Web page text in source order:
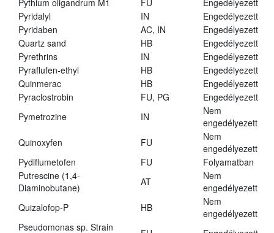
Pythium oligandrum M1
FU
Engedélyezett
Pyridalyl
IN
Engedélyezett
Pyridaben
AC, IN
Engedélyezett
Quartz sand
HB
Engedélyezett
Pyrethrins
IN
Engedélyezett
Pyraflufen-ethyl
HB
Engedélyezett
Quinmerac
HB
Engedélyezett
Pyraclostrobin
FU, PG
Engedélyezett
Pymetrozine
IN
Nem
engedélyezett
Quinoxyfen
FU
Nem
engedélyezett
Pydiflumetofen
FU
Folyamatban
Putrescine (1,4-
Diaminobutane)
AT
Nem
engedélyezett
Quizalofop-P
HB
Nem
engedélyezett
Pseudomonas sp. Strain